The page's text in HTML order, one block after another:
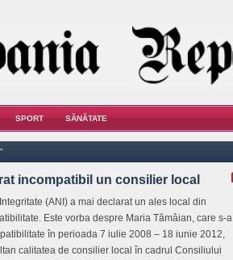
SPORT SĂNĂTATE
incompatibil un consilier local
(ANI) a mai declarat un ales local din
Este vorba despre Maria Tămâian, care s-a
în perioada 7 iulie 2008 – 18 iunie 2012,
calitatea de consilier local în cadrul Consiliului